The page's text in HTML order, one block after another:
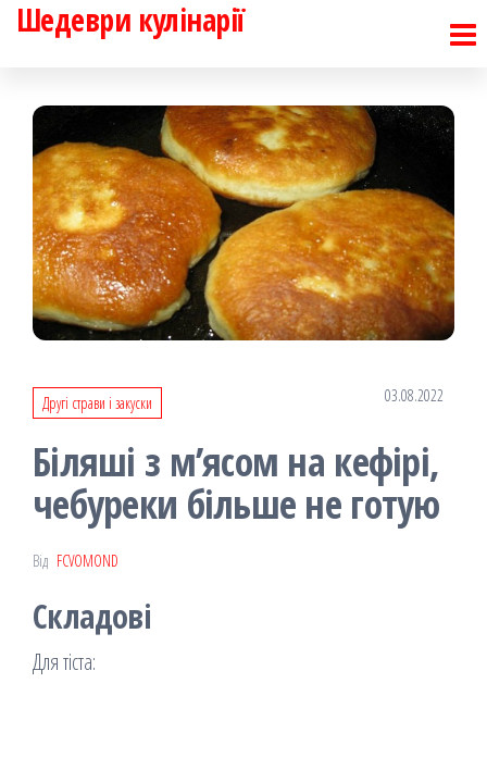
Перейти
Шедеври кулінарії
Другі страви і закуски 03.08.2022
Біляші з м’ясом на кефірі,
чебуреки більше не готую
Від FCVOMOND
Складові
Для тіста: